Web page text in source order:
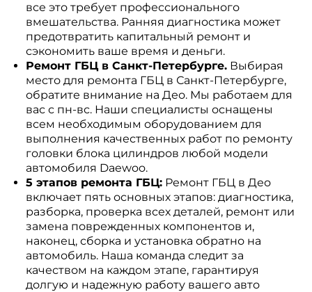
все это требует профессионального
вмешательства. Ранняя диагностика может
предотвратить капитальный ремонт и
сэкономить ваше время и деньги.
Ремонт ГБЦ в Санкт-Петербурге.Выбирая
место для ремонта ГБЦ в Санкт-Петербурге,
обратите внимание на Део. Мы работаем для
вас с пн-вс. Наши специалисты оснащены
всем необходимым оборудованием для
выполнения качественных работ по ремонту
головки блока цилиндров любой модели
автомобиля Daewoo.
5 этапов ремонта ГБЦ:Ремонт ГБЦ в Део
включает пять основных этапов: диагностика,
разборка, проверка всех деталей, ремонт или
замена поврежденных компонентов и,
наконец, сборка и установка обратно на
автомобиль. Наша команда следит за
качеством на каждом этапе, гарантируя
долгую и надежную работу вашего авто